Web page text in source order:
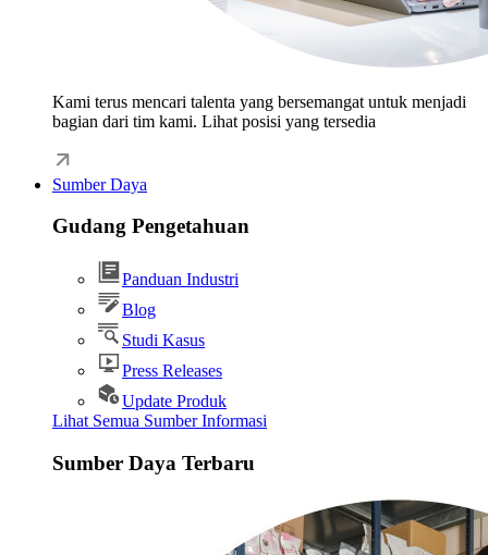
Kami terus mencari talenta yang bersemangat untuk menjadi
bagian dari tim kami. Lihat posisi yang tersedia
Sumber Daya
Gudang Pengetahuan
Panduan Industri
Blog
Studi Kasus
Press Releases
Update Produk
Lihat Semua Sumber Informasi
Sumber Daya Terbaru